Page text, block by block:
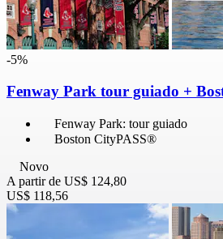
-5%
Fenway Park tour guiado +
Fenway Park: tour guiado
Boston CityPASS®
Novo
A partir de US$ 124,80
US$ 118,56